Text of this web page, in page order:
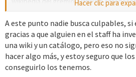
hubiesen hecho. En mi caso ya ni entro,
curiosidad. Es la realidad de la vida.
Hacer clic para
A este punto nadie busca culpables,
gracias a que alguien en el staff ha
una wiki y un catálogo, pero eso no
hacer algo más, y estoy seguro que
conseguirlo los tenemos.